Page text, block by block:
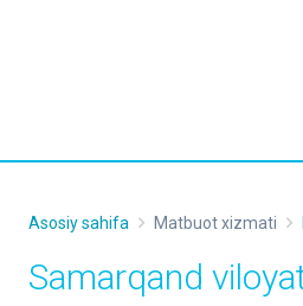
Asosiy sahifa Matbuot xizmati
Samarqand